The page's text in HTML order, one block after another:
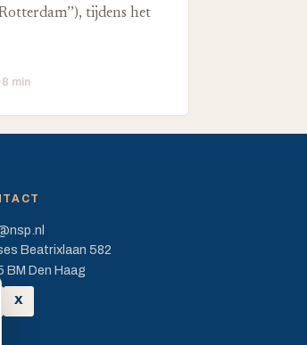
tijdens het
8 min
Beatrixlaan 582
BM Den Haag
X